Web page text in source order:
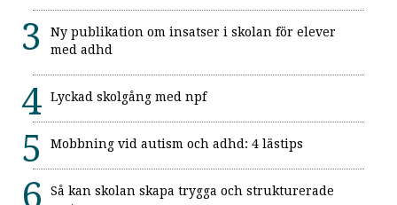
Ny publikation om insatser i skolan för elever
med adhd
Lyckad skolgång med npf
Mobbning vid autism och adhd: 4 lästips
Så kan skolan skapa trygga och strukturerade